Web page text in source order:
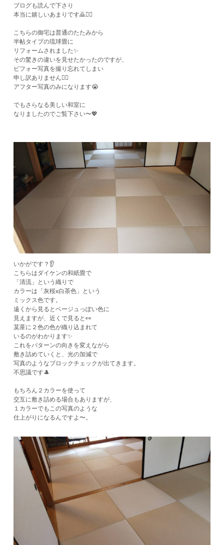
ブログも読んで下さり
本当に嬉しいあまりです🙇🙇‍♀️
こちらの御宅は普通のたたみから
半帖タイプの琉球畳に
リフォームされました✨
その驚きの違いを見せたかったのですが、
ビフォー写真を撮り忘れてしまい
申し訳ありません🙇‍♀️
アフター写真のみになります😭
でもさらなる美しい和室に
なりましたのでご覧下さい〜💖
いかがです？👂
こちらはダイケンの和紙畳で
「清流」という織りで
カラーは「灰桜x白茶色」という
​ミックス色です。
​遠くから見るとベージュっぽい色に
見えますが、近くで見ると👀
茣蓙に２色の色が織り込まれて
いるのがわかります✨
これをパターンの向きを変えながら
敷き詰めていくと、光の加減で
写真のようなブロックチェックが出てきます。
不思議です🎩
もちろん２カラーを使って
交互に敷き詰める場合もありますが、
１カラーでもこの写真のような
仕上がりになるんですよ〜。